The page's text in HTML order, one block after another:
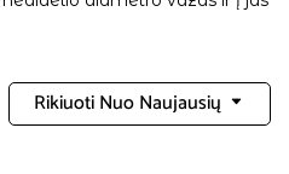
Rikiuoti Nuo Naujausių